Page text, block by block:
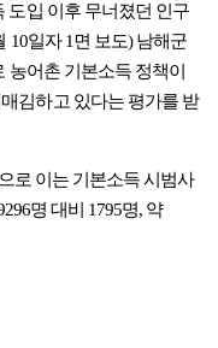
도입 이후 무너졌던 인구
10일자 1면 보도) 남해군
농어촌 기본소득 정책이
김하고 있다는 평가를 받
로 이는 기본소득 시범사
명 대비 1795명, 약